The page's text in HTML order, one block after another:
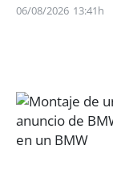
06/08/2026 13:41h